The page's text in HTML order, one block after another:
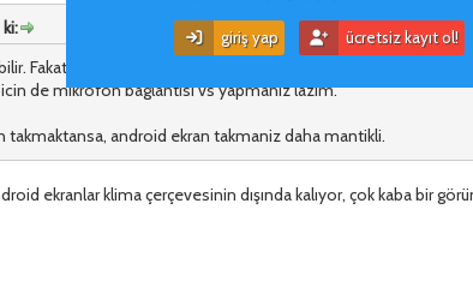
giriş yap ücretsiz kayıt ol!
Fakat birazcik iscilik gerektirebilir. eger aracta geri gorus
de mikrofon baglantisi vs yapmaniz lazim.
takmaktansa, android ekran takmaniz daha mantikli.
ekranlar klima çerçevesinin dışında kalıyor, çok kaba bir